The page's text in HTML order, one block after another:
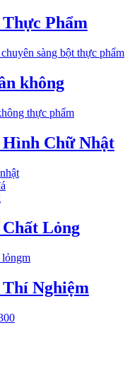
Phẩm
sàng bột thực phẩm
không
thực phẩm
Hình Chữ Nhật
Lỏng
lỏngm
Nghiệm